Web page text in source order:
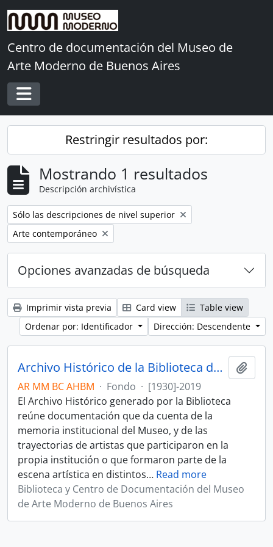
Skip to main content
Centro de documentación del Museo de
Arte Moderno de Buenos Aires
Toggle navigation
Restringir resultados por:
Mostrando 1 resultados
Descripción archivística
Remove filter:
Sólo las descripciones de nivel superior
Remove filter:
Arte contemporáneo
Opciones avanzadas de búsqueda
Imprimir vista previa Card view
Table view
Ordenar por: Identificador
Dirección: Descendente
Archivo Histórico de la Biblioteca del Museo
AR MM BC AHBM · Fondo · [1930]-2019
El Archivo Histórico generado por la Biblioteca
reúne documentación que da cuenta de la
memoria institucional del Museo, y de las
trayectorias de artistas que participaron en la
propia institución o que formaron parte de la
escena artística en distintos… Read more
Biblioteca y Centro de Documentación del Museo
de Arte Moderno de Buenos Aires